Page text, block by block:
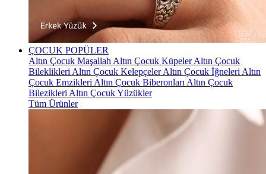
ÇOCUK POPÜLER
Altın Çocuk Maşallah Altın Çocuk KüpelerAltın Çocuk
Bileklikleri Altın Çocuk KelepçelerAltın Çocuk İğneleri Altın
Çocuk Emzikleri Altın Çocuk Biberonları Altın Çocuk
Bilezikleri Altın Çocuk Yüzükler
Tüm Ürünler